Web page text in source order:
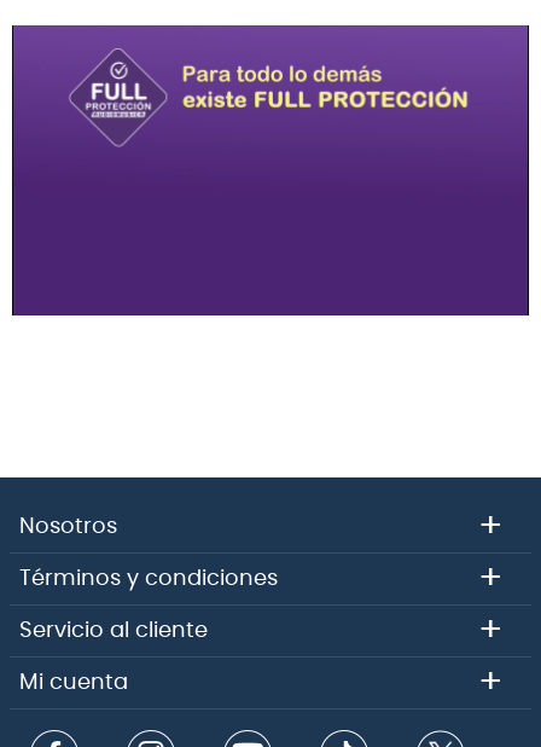
Nosotros +
Términos y condiciones +
Servicio al cliente +
Mi cuenta +